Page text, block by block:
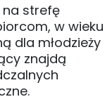
na strefę
w wieku
dla młodzieży
znajdą